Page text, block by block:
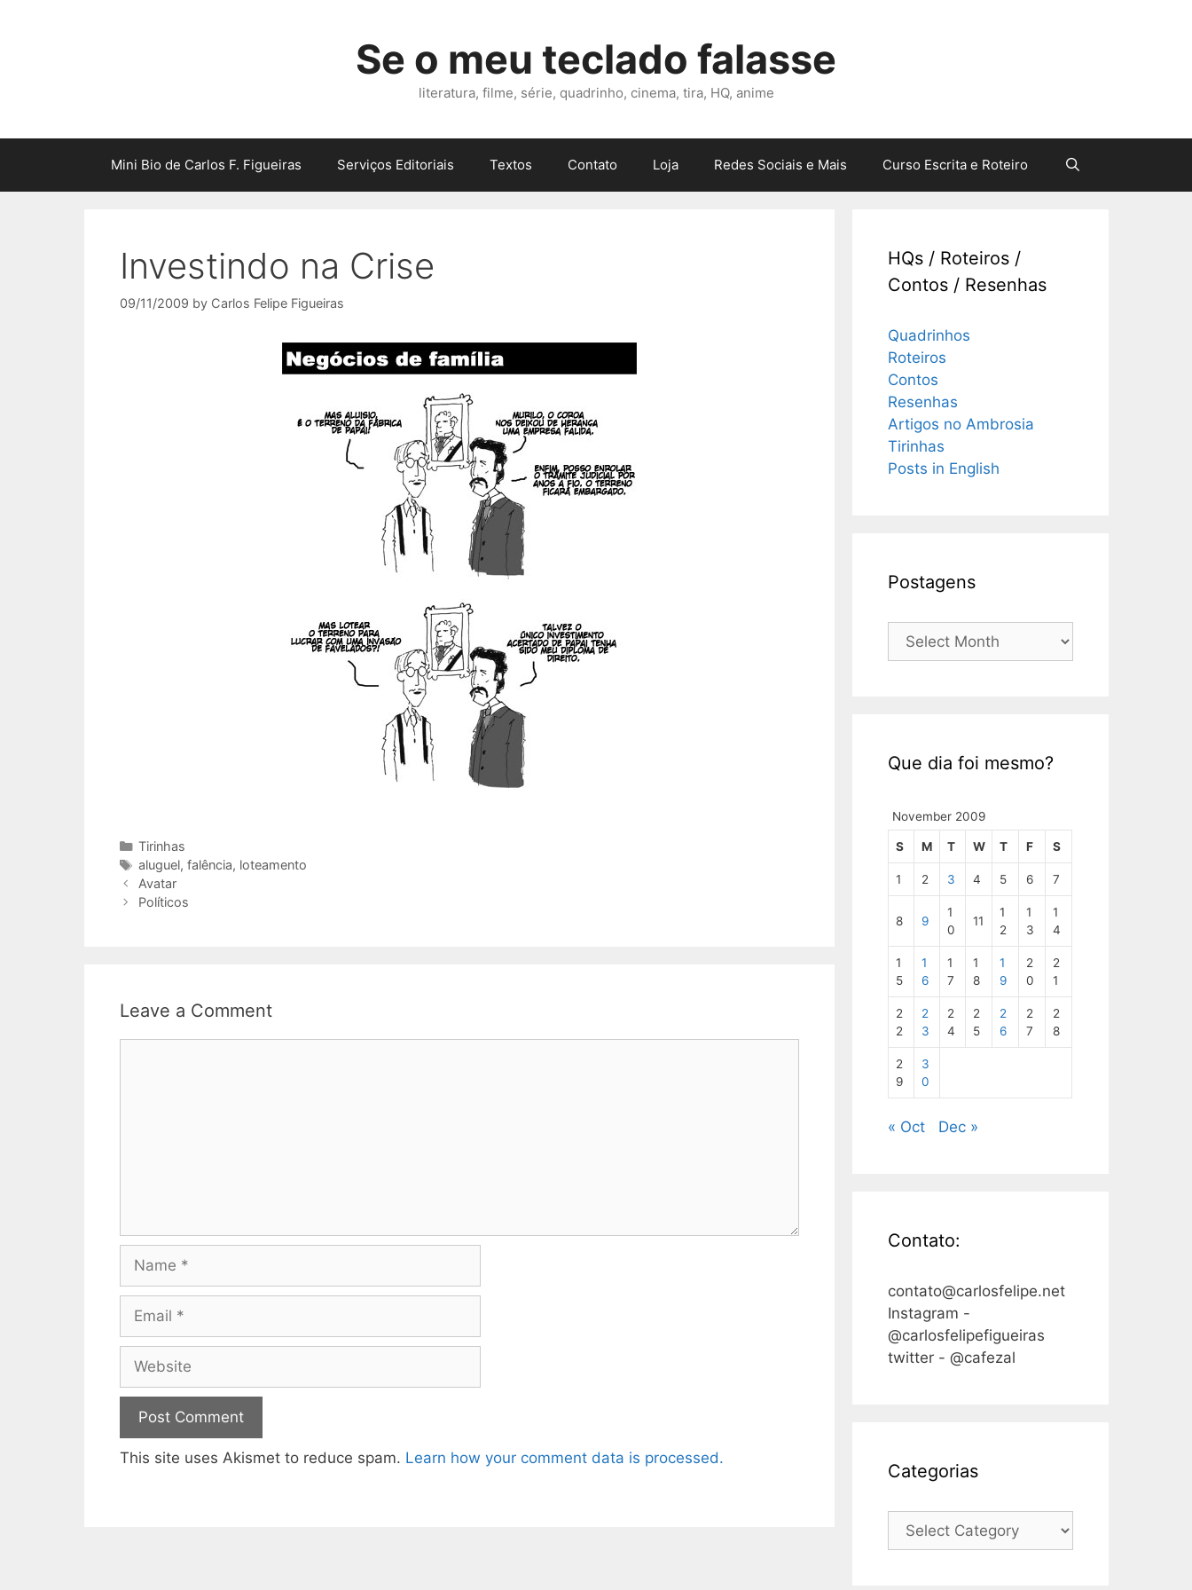
Se o meu teclado falasse
literatura, filme, série, quadrinho, cinema, tira, HQ, anime
Mini Bio de Carlos F. Figueiras Serviços Editoriais Textos Contato Loja Redes Sociais e Mais Curso Escrita e Roteiro
Investindo na Crise
09/11/2009 by Carlos Felipe Figueiras
Categories
Tirinhas
Tags
aluguel,falência, loteamento
Avatar
Políticos
Leave a Comment
This site uses Akismet to reduce spam. Learn how your comment data is processed.
HQs / Roteiros /
Contos / Resenhas
Quadrinhos
Roteiros
Contos
Resenhas
Artigos no Ambrosia
Tirinhas
Posts in English
Postagens
Postagens
Que dia foi mesmo?
November 2009
S M T W T F S
1 2 3 4 5 6 7
8 9
1
0
11
1
2
1
3
1
4
1
5
1
6
1
7
1
8
1
9
2
0
2
1
2
2
2
3
2
4
2
5
2
6
2
7
2
8
2
9
3
0
« Oct Dec »
Contato:
contato@carlosfelipe.net
Instagram -
@carlosfelipefigueiras
twitter - @cafezal
Categorias
Categorias